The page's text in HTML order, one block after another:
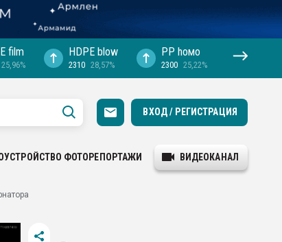
film
25,96%
HDPE blow
2310 28,57%
PP hомо
2300 25,22%
ВХОД / РЕГИСТРАЦИЯ
ФОТОРЕПОРТАЖИ ВИДЕОКАНАЛ